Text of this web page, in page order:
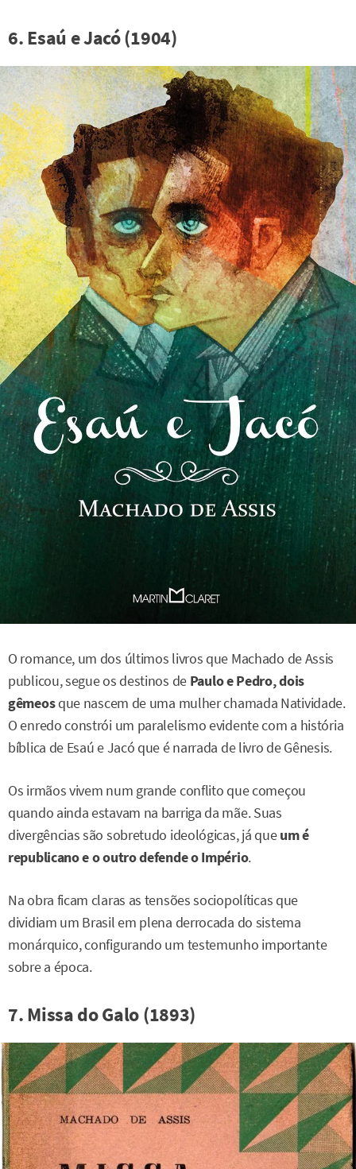
6. Esaú e Jacó (1904)
O romance, um dos últimos livros que Machado de Assis
publicou, segue os destinos de Paulo e Pedro,dois
gêmeosque nascem de uma mulher chamada Natividade.
O enredo constrói um paralelismo evidente com a história
bíblica de Esaú e Jacó que é narrada de livro de Gênesis.
Os irmãos vivem num grande conflito que começou
quando ainda estavam na barriga da mãe. Suas
divergências são sobretudo ideológicas, já queum é
republicano e o outro defende o Império.
Na obra ficam claras as tensões sociopolíticas que
dividiam um Brasil em plena derrocada do sistema
monárquico, configurando um testemunho importante
sobre a época.
7. Missa do Galo (1893)